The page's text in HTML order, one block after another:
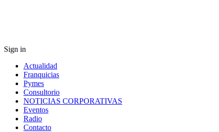
Sign in
Actualidad
Franquicias
Pymes
Consultorio
NOTICIAS CORPORATIVAS
Eventos
Radio
Contacto